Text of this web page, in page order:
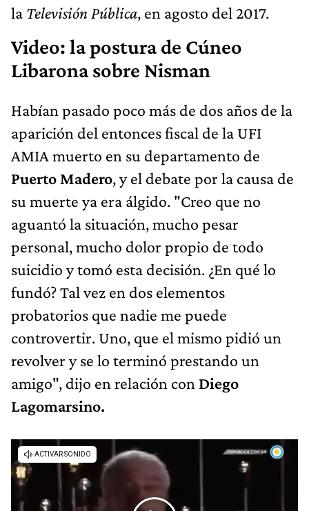
la Televisión Pública, en agosto del 2017.
Video: la postura de Cúneo
Libarona sobre Nisman
Habían pasado poco más de dos años de la
aparición del entonces fiscal de la UFI
AMIA muerto en su departamento de
Puerto Madero, y el debate por la causa de
su muerte ya era álgido. "Creo que no
aguantó la situación, mucho pesar
personal, mucho dolor propio de todo
suicidio y tomó esta decisión. ¿En qué lo
fundó? Tal vez en dos elementos
probatorios que nadie me puede
controvertir. Uno, que el mismo pidió un
revolver y se lo terminó prestando un
amigo", dijo en relación con Diego
Lagomarsino.